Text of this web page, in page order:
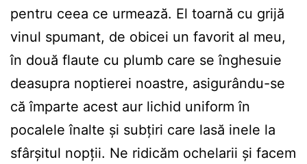
pentru ceea ce urmează. El toarnă cu grijă
vinul spumant, de obicei un favorit al meu,
în două flaute cu plumb care se înghesuie
deasupra noptierei noastre, asigurându-se
că împarte acest aur lichid uniform în
pocalele înalte și subțiri care lasă inele la
sfârșitul nopții. Ne ridicăm ochelarii și facem